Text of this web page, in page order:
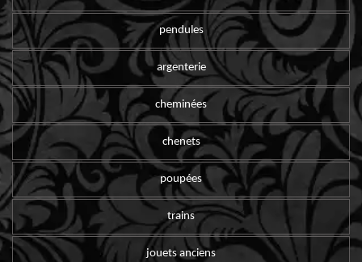
pendules
argenterie
cheminées
chenets
poupées
trains
jouets anciens